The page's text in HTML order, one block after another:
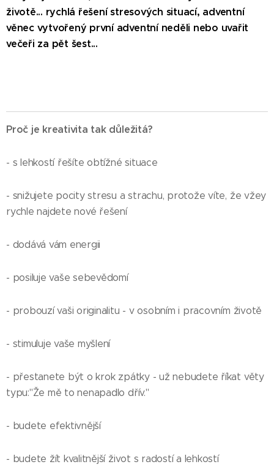
životě... rychlá řešení stresových situací, adventní
věnec vytvořený první adventní neděli nebo uvařit
večeři za pět šest...
Proč je kreativita tak důležitá?
- s lehkostí řešíte obtížné situace
- snižujete pocity stresu a strachu, protože víte, že vžey
rychle najdete nové řešení
- dodává vám energii
- posiluje vaše sebevědomí
- probouzí vaši originalitu - v osobním i pracovním životě
- stimuluje vaše myšlení
- přestanete být o krok zpátky - už nebudete říkat věty
typu:"Že mě to nenapadlo dřív."
- budete efektivnější
- budete žít kvalitnější život s radostí a lehkostí